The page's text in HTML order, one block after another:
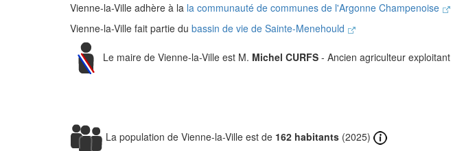
Vienne-la-Ville adhère à la la communauté de communes de l'Argonne Champenoise
Vienne-la-Ville fait partie du bassin de vie de Sainte-Menehould
Le maire de Vienne-la-Ville est M. Michel CURFS - Ancien agriculteur exploitant
La population de Vienne-la-Ville est de 162 habitants (2025)